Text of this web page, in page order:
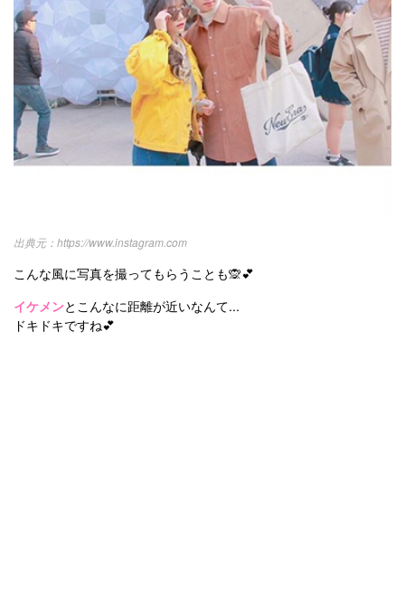
https://www.instagram.com
こんな風に写真を撮ってもらうことも🙊💕
イケメンとこんなに距離が近いなんて...
ドキドキですね💕